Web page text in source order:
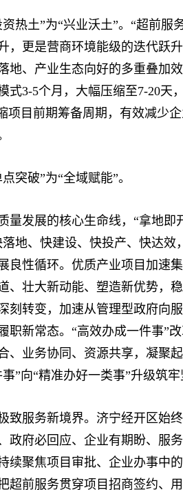
土”为“兴业沃土”。“超前服
，更是营商环境能级的迭代跃
地、产业生态向好的多重叠加
式3-5个月，大幅压缩至7-20天
项目前期筹备周期，有效减少
破”为“全域赋能”。
发展的核心生命线，“拿地即
地、快建设、快投产、快达效
良性循环。优质产业项目加速
、壮大新动能、塑造新优势，
刻转变，加速从管理型政府向
职新常态。“高效办成一件事”
、业务协同、资源共享，凝聚
”向“精准办好一类事”升级筑牢
服务新境界。济宁经开区始
政府必回应、企业有期盼、服
续聚焦项目审批、企业办事中
超前服务贯穿项目招商签约、